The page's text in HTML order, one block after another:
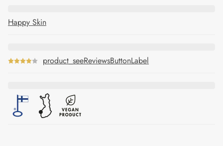
Happy Skin
product_seeReviewsButtonLabel